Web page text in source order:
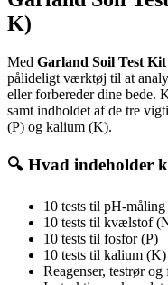
K)
Med Garland Soil Test Kit
pålideligt værktøj til at
eller forbereder dine bede.
samt indholdet af de tre
(P) og kalium (K).
🔍 Hvad indeholder
10 tests til pH-måling
10 tests til kvælstof
10 tests til fosfor (P)
10 tests til kalium (K)
Reagenser, testrør